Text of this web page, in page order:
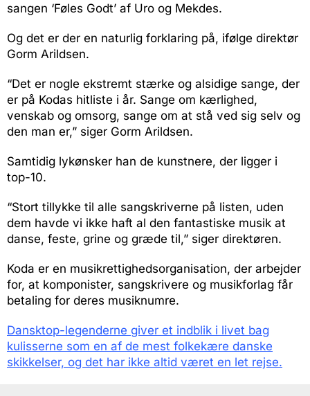
sangen ‘Føles Godt’ af Uro og Mekdes.
Og det er der en naturlig forklaring på, ifølge direktør
Gorm Arildsen.
“Det er nogle ekstremt stærke og alsidige sange, der
er på Kodas hitliste i år. Sange om kærlighed,
venskab og omsorg, sange om at stå ved sig selv og
den man er,” siger Gorm Arildsen.
Samtidig lykønsker han de kunstnere, der ligger i
top-10.
“Stort tillykke til alle sangskriverne på listen, uden
dem havde vi ikke haft al den fantastiske musik at
danse, feste, grine og græde til,” siger direktøren.
Koda er en musikrettighedsorganisation, der arbejder
for, at komponister, sangskrivere og musikforlag får
betaling for deres musiknumre.
Dansktop-legenderne giver et indblik i livet bag
kulisserne som en af de mest folkekære danske
skikkelser, og det har ikke altid været en let rejse.